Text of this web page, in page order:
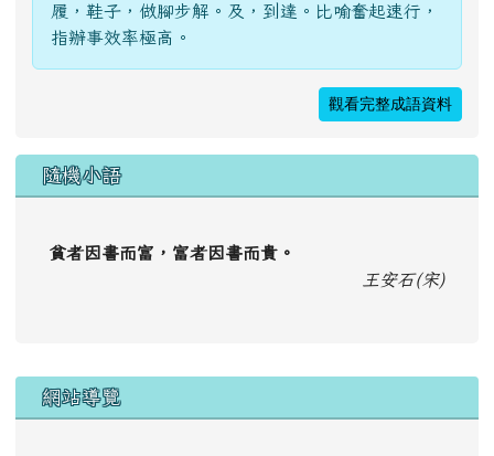
履，鞋子，做腳步解。及，到達。比喻奮起速行，
指辦事效率極高。
觀看完整成語資料
隨機小語
貧者因書而富，富者因書而貴。
王安石(宋)
右邊區域內容
網站導覽